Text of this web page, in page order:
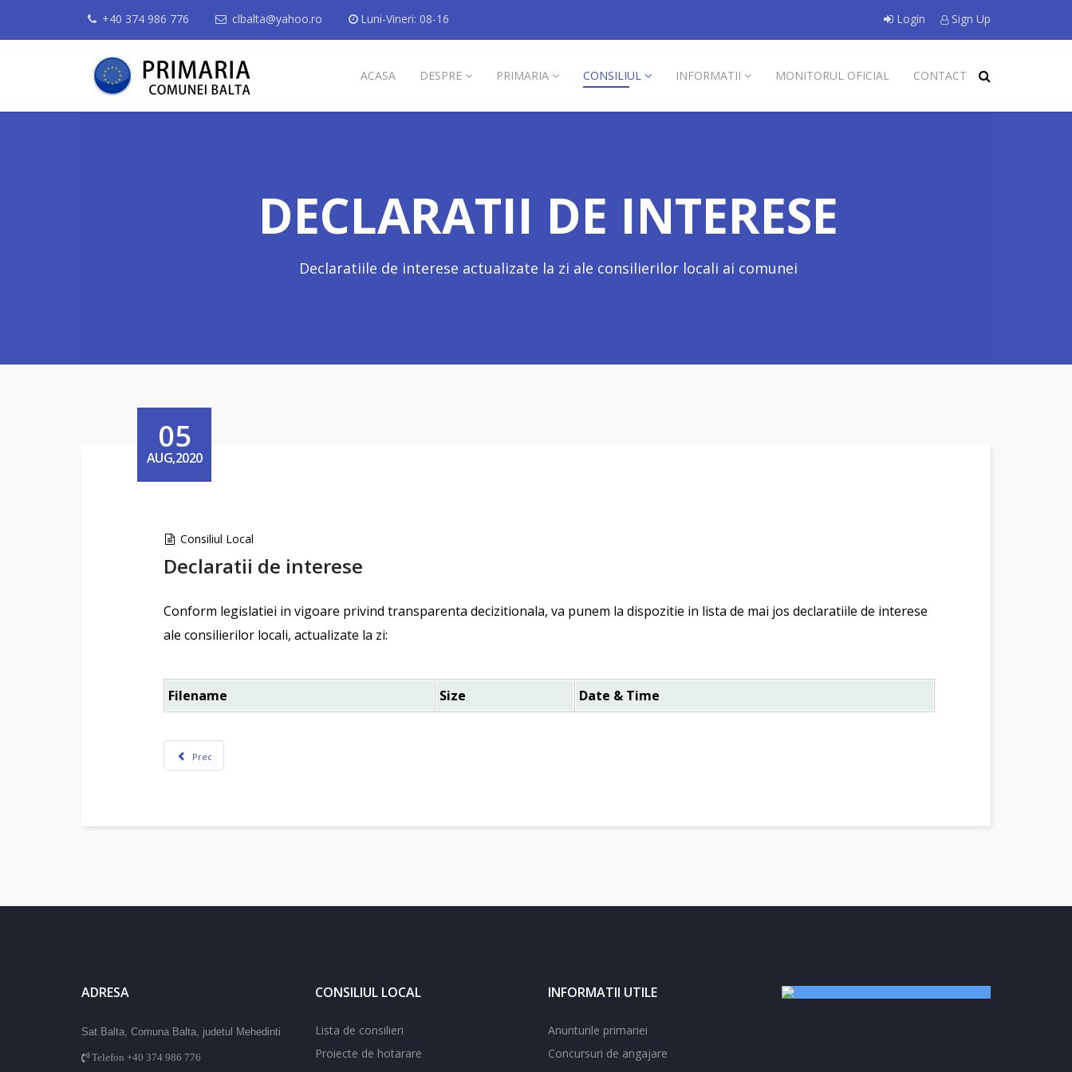
+40 374 986 776 clbalta@yahoo.ro Luni-Vineri: 08-16 Login Sign Up
ACASA DESPRE PRIMARIA CONSILIUL INFORMATII MONITORUL OFICIAL CONTACT
DECLARATII DE INTERESE
Declaratiile de interese actualizate la zi ale consilierilor locali ai comunei
05
AUG,2020
Consiliul Local
Declaratii de interese
Conform legislatiei in vigoare privind transparenta decizitionala, va punem la dispozitie in lista de mai jos declaratiile de interese
ale consilierilor locali, actualizate la zi:
Filename Size Date & Time
Prec
ADRESA
Sat Balta, Comuna Balta, judetul Mehedinti
Telefon +40 374 986 776
CONSILIUL LOCAL
Lista de consilieri
Proiecte de hotarare
INFORMATII UTILE
Anunturile primariei
Concursuri de angajare